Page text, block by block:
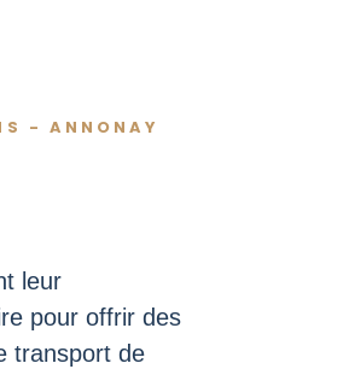
- ANNONAY
leur
pour offrir des
transport de